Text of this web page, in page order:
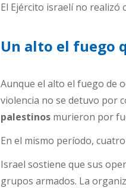
El Ejército israelí no
Un alto el fuego
Aunque el alto el fuego de
violencia no se detuvo por
palestinos murieron por
En el mismo período,
Israel sostiene que sus
grupos armados. La